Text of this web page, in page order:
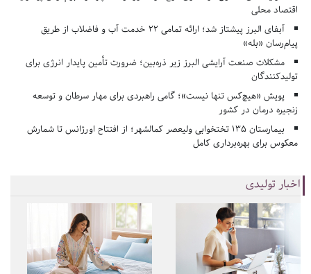
اقتصاد محلی
آبفای البرز پیشتاز شد؛ ارائه تمامی ۲۲ خدمت آب و فاضلاب از طریق
پیام‌رسان «بله»
مشکلات صنعت آرایشی البرز زیر ذره‌بین؛ ضرورت تأمین پایدار انرژی برای
تولیدکنندگان
پویش «هیچ‌کس تنها نیست»؛ گامی راهبردی برای مهار سرطان و توسعه
زنجیره درمان در کشور
بیمارستان ۱۳۵ تختخوابی ولیعصر کمالشهر؛ از افتتاح اورژانس تا شمارش
معکوس برای بهره‌برداری کامل
اخبار تولیدی